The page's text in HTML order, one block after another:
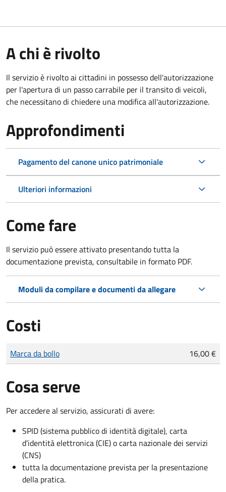
A chi è rivolto
Il servizio è rivolto ai cittadini in possesso dell'autorizzazione
per l'apertura di un passo carrabile per il transito di veicoli,
che necessitano di chiedere una modifica all'autorizzazione.
Approfondimenti
Pagamento del canone unico patrimoniale
Ulteriori informazioni
Come fare
Il servizio può essere attivato presentando tutta la
documentazione prevista, consultabile in formato PDF.
Moduli da compilare e documenti da allegare
Costi
Tipo di pagamento
Importo
Marca da bollo 16,00 €
Cosa serve
Per accedere al servizio, assicurati di avere:
SPID (sistema pubblico di identità digitale), carta
d’identità elettronica (CIE) o carta nazionale dei servizi
(CNS)
tutta la documentazione prevista per la presentazione
della pratica.